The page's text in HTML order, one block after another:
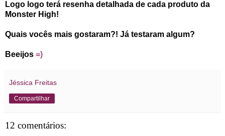
Logo logo terá resenha detalhada de cada produto da
Monster High!
Quais vocês mais gostaram?! Já testaram algum?
Beeijos =)
Jéssica Freitas
Compartilhar
12 comentários: